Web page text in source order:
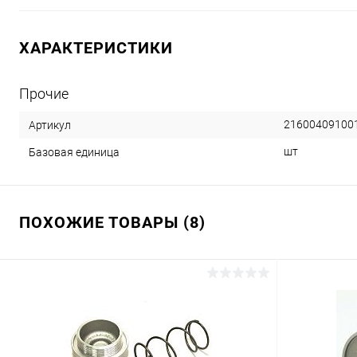
ХАРАКТЕРИСТИКИ
Прочие
Артикул
Базовая единица шт
ПОХОЖИЕ ТОВАРЫ (8)